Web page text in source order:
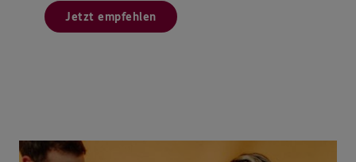
Jetzt empfehlen